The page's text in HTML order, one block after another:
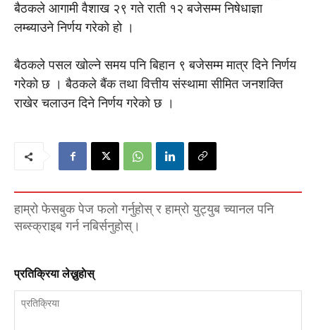
बैठकले आगामी वैशाख २९ गते राती १२ बजेसम्म निषेधाज्ञा
लम्ब्याउने निर्णय गरेकाे हाे ।
बैठकले पसल खोल्ने समय पनि बिहान ९ बजेसम्म मात्र दिने निर्णय
गरेकाे छ । बैठकले बैंक तथा वित्तीय संस्थामा सीमित जनशक्ति
राखेर चलाउन दिने निर्णय गरेकाे छ ।
हाम्रो फेसबुक पेज फलो गर्नुहोस् र हाम्रो युट्युब च्यानल पनि
सब्स्क्राइब गर्न नबिर्सनुहोस्।
प्रतिक्रिया लेख्नुहाेस्